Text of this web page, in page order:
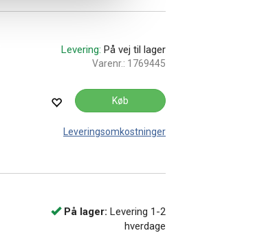
Levering: På vej til lager
Varenr.: 1769445
Køb
Leveringsomkostninger
På lager: Levering 1-2
hverdage